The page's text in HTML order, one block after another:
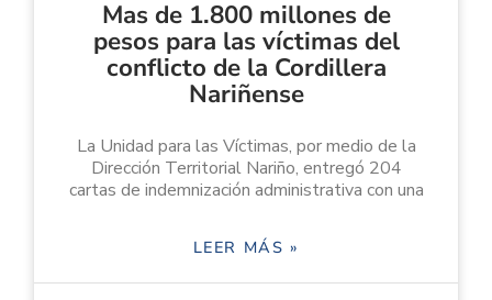
Mas de 1.800 millones de
pesos para las víctimas del
conflicto de la Cordillera
Nariñense
La Unidad para las Víctimas, por medio de la
Dirección Territorial Nariño, entregó 204
cartas de indemnización administrativa con una
LEER MÁS »